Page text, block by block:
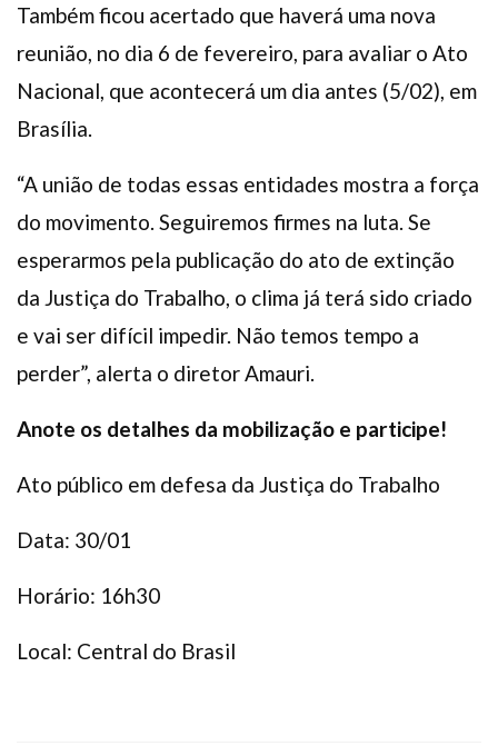
Também ficou acertado que haverá uma nova
reunião, no dia 6 de fevereiro, para avaliar o Ato
Nacional, que acontecerá um dia antes (5/02), em
Brasília.
“A união de todas essas entidades mostra a força
do movimento. Seguiremos firmes na luta. Se
esperarmos pela publicação do ato de extinção
da Justiça do Trabalho, o clima já terá sido criado
e vai ser difícil impedir. Não temos tempo a
perder”, alerta o diretor Amauri.
Anote os detalhes da mobilização e participe!
Ato público em defesa da Justiça do Trabalho
Data: 30/01
Horário: 16h30
Local: Central do Brasil